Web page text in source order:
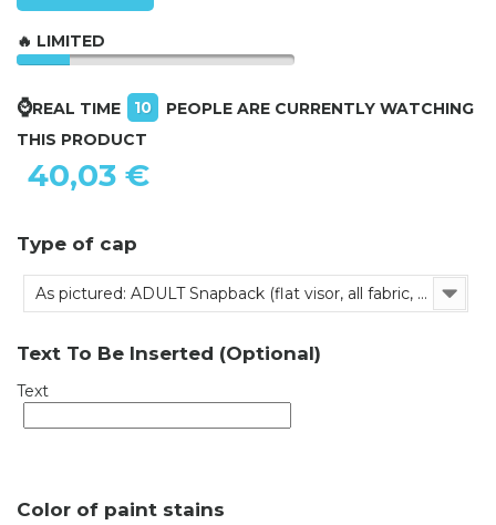
🔥 LIMITED
⌚REAL TIME 10
PEOPLE ARE CURRENTLY WATCHING
THIS PRODUCT
40,03 €
Type of cap
As pictured: ADULT Snapback (flat visor, all fabric, adjustable)
Text To Be Inserted (Optional)
Text
Color of paint stains